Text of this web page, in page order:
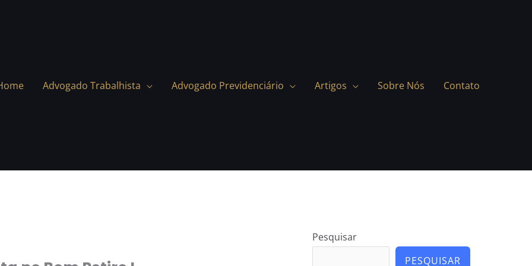
Advogado Trabalhista Advogado Previdenciário Artigos Sobre Nós Contato
Pesquisar
PESQUISAR